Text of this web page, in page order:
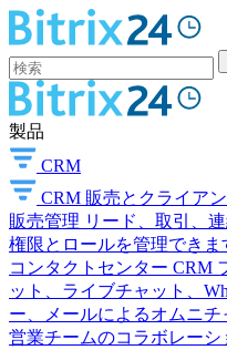
製品
CRM
CRM 販売とクライア
販売管理 リード、取引、
権限とロールを管理できま
コンタクトセンター CRM
ット、ライブチャット、
ー、メールによるオムニチ
営業チームのコラボレーシ